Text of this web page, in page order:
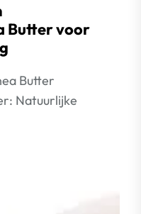
Butter voor
Butter
Natuurlijke